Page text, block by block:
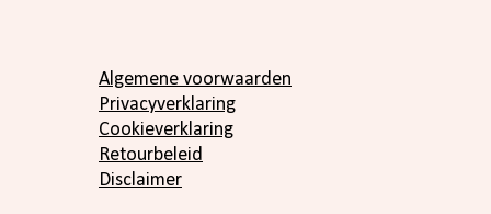
Algemene voorwaarden
Privacyverklaring
Cookieverklaring
Retourbeleid
Disclaimer